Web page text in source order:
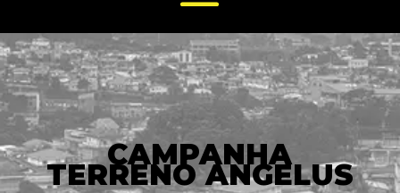
CAMPANHA
TERRENO ANGELUS